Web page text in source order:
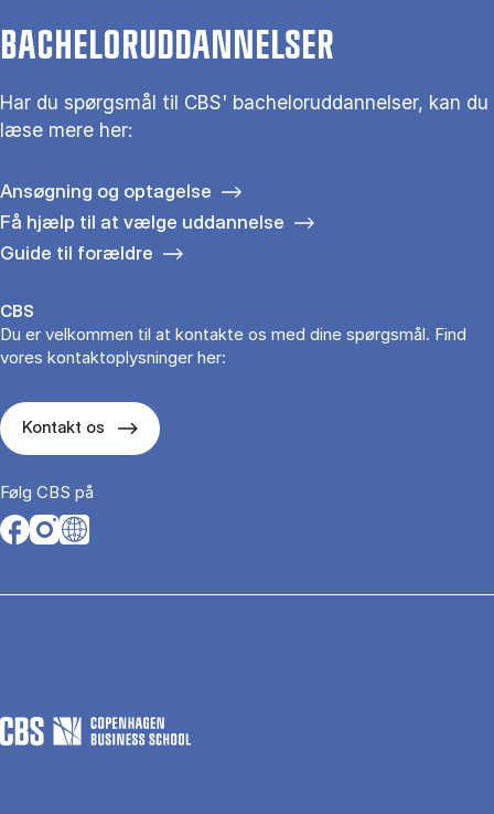
BACHELORUDDANNELSER
Har du spørgsmål til CBS' bacheloruddannelser, kan du
læse mere her:
Ansøgning og optagelse
Få hjælp til at vælge uddannelse
Guide til forældre
CBS
Du er velkommen til at kontakte os med dine spørgsmål. Find
vores kontaktoplysninger her:
Kontakt os
Følg CBS på
Opens in a new tab
Opens in a new tab
Opens in a new tab